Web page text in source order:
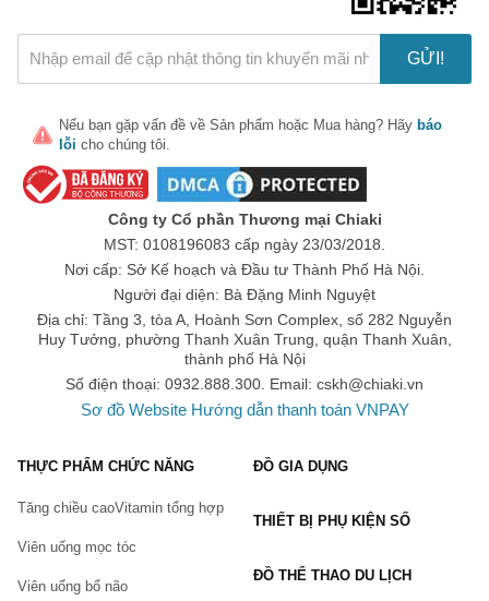
khả năng che phủ tốt và làm đều màu ra. Ngoài ra, chúng
còn có khả năng kiềm dầu và tạo hiệu ứng lì hơn BB Cream.
Vì thế, CC Cream rất thích hợp cho những bạn có làn da
dầu, da mụn đỏ. Tuy nhiên với những nốt mụn lớn, thâm sẹo
Sản phẩm nổi bật:
Kem trang điểm CC Kose Sekkisei White Cream
Kem nền trang điểm chống nắng Perfect One CC Cream
Kem nền chống nắng CC Cream Glow Booster Flawless
Kem nền CC Cream Naris Cosmetics Ailus Natural
Beauty
Kem CC trang điểm dưỡng trắng da Transino Nhật Bản
Trong loại kem này chứa thành phần chống nắng nên nó có
của DD Cream lỏng và nhẹ hơn CC Cream. Khả năng che
phủ không khác gì kem BB. Vì thế, nếu không có nhu cầu
trang điểm đậm, chỉ cần một lớp nền nhẹ và có khả năng
chống nắng khi ra ngoài thì nên chọn DD Cream.
GỬI!
Nếu bạn gặp vấn đề về Sản phẩm hoặc Mua hàng? Hãy báo
lỗi cho chúng tôi.
Công ty Cổ phần Thương mại Chiaki
MST: 0108196083 cấp ngày 23/03/2018.
Nơi cấp: Sở Kế hoạch và Đầu tư Thành Phố Hà Nội.
Người đại diện: Bà Đặng Minh Nguyệt
Địa chỉ: Tầng 3, tòa A, Hoành Sơn Complex, số 282 Nguyễn
Huy Tưởng, phường Thanh Xuân Trung, quận Thanh Xuân,
thành phố Hà Nội
Số điện thoại: 0932.888.300. Email: cskh@chiaki.vn
Sơ đồ Website Hướng dẫn thanh toán VNPAY
THỰC PHẨM CHỨC NĂNG
Tăng chiều caoVitamin tổng hợp
Viên uống mọc tóc
Viên uống bổ não
ĐỒ GIA DỤNG
THIẾT BỊ PHỤ KIỆN SỐ
ĐỒ THỂ THAO DU LỊCH